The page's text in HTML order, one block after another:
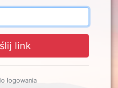
link
logowania